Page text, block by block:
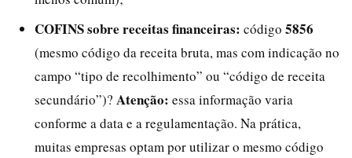
COFINS sobre receitas financeiras: código 5856
(mesmo código da receita bruta, mas com indicação no
campo “tipo de recolhimento” ou “código de receita
secundário”)? Atenção: essa informação varia
conforme a data e a regulamentação. Na prática,
muitas empresas optam por utilizar o mesmo código